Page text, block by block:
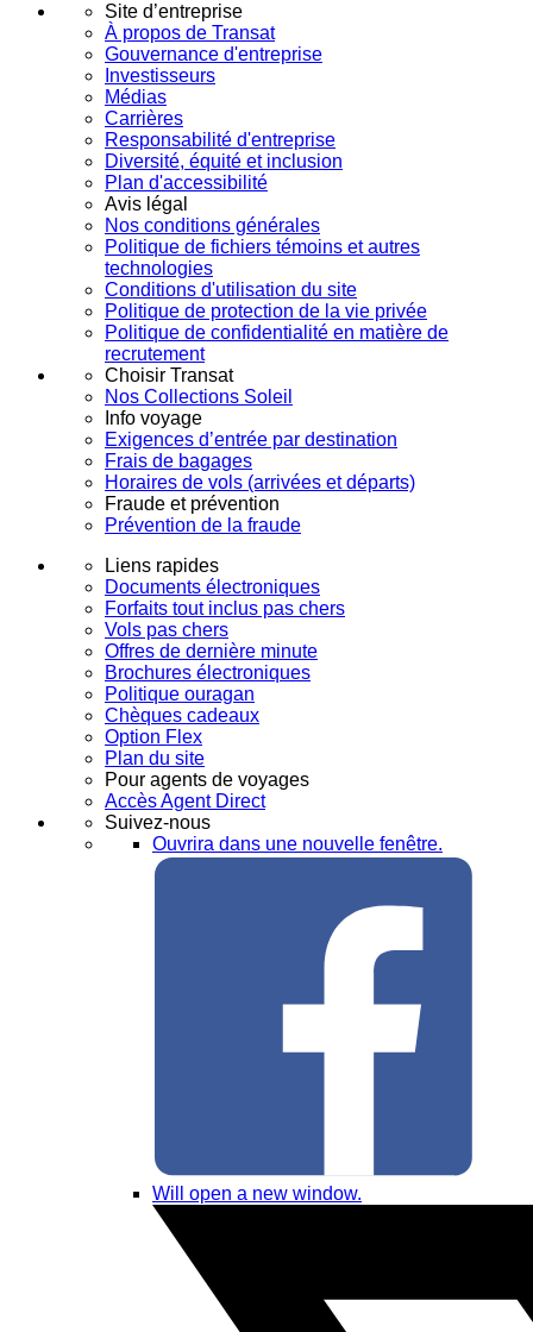
Site d’entreprise
À propos de Transat
Gouvernance d'entreprise
Investisseurs
Médias
Carrières
Responsabilité d'entreprise
Diversité, équité et inclusion
Plan d'accessibilité
Avis légal
Nos conditions générales
Politique de fichiers témoins et autres
technologies
Conditions d'utilisation du site
Politique de protection de la vie privée
Politique de confidentialité en matière de
recrutement
Choisir Transat
Nos Collections Soleil
Info voyage
Exigences d’entrée par destination
Frais de bagages
Horaires de vols (arrivées et départs)
Fraude et prévention
Prévention de la fraude
Liens rapides
Documents électroniques
Forfaits tout inclus pas chers
Vols pas chers
Offres de dernière minute
Brochures électroniques
Politique ouragan
Chèques cadeaux
Option Flex
Plan du site
Pour agents de voyages
Accès Agent Direct
Suivez-nous
Ouvrira dans une nouvelle fenêtre.
Will open a new window.